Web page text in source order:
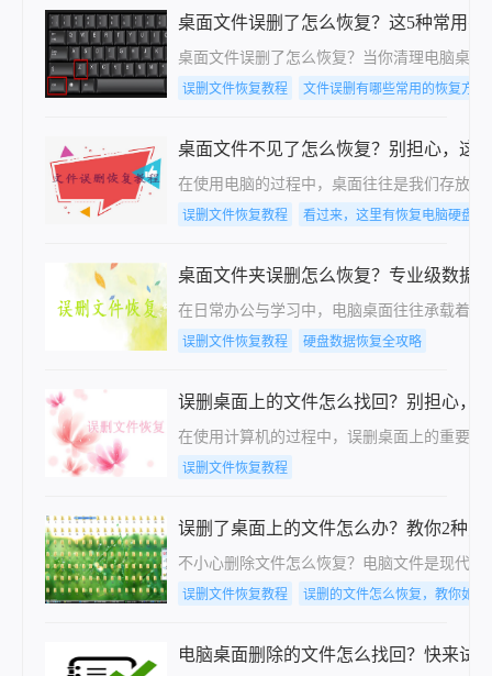
桌面文件误删了怎么恢复？这5种常用有
桌面文件误删了怎么恢复？当你清理电脑桌
误删文件恢复教程 文件误删有哪些常用的恢复方法
桌面文件不见了怎么恢复？别担心，这
在使用电脑的过程中，桌面往往是我们存放
误删文件恢复教程 看过来，这里有恢复电脑硬盘数
桌面文件夹误删怎么恢复？专业级数据
在日常办公与学习中，电脑桌面往往承载着
误删文件恢复教程 硬盘数据恢复全攻略
误删桌面上的文件怎么找回？别担心，
在使用计算机的过程中，误删桌面上的重要
误删文件恢复教程
误删了桌面上的文件怎么办？教你2种方
不小心删除文件怎么恢复？电脑文件是现代
误删文件恢复教程 误删的文件怎么恢复，教你如何
电脑桌面删除的文件怎么找回？快来试